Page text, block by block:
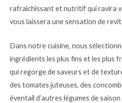
rafraîchissant et nutritif qui ravira
vous laissera une sensation de
Dans notre cuisine, nous
ingrédients les plus fins et les plus
qui regorge de saveurs et de
des tomates juteuses, des
éventail d’autres légumes de